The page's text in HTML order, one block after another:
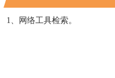
1、网络工具检索。